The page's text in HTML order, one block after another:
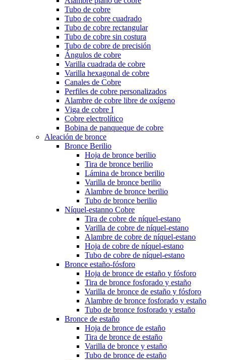
Tubo de cobre
Tubo de cobre cuadrado
Tubo de cobre rectangular
Tubo de cobre sin costura
Tubo de cobre de precisión
Ángulos de cobre
Varilla cuadrada de cobre
Varilla hexagonal de cobre
Canales de Cobre
Perfiles de cobre personalizados
Alambre de cobre libre de oxígeno
Viga de cobre I
Cobre electrolítico
Bobina de panqueque de cobre
Aleación de bronce
Bronce Berilio
Hoja de bronce berilio
Tira de bronce berilio
Lámina de bronce berilio
Varilla de bronce berilio
Alambre de bronce berilio
Tubo de bronce berilio
Níquel-estanno Cobre
Tira de cobre de níquel-estano
Varilla de cobre de níquel-estano
Alambre de cobre de níquel-estano
Hoja de cobre de níquel-estano
Tubo de cobre de níquel-estano
Bronce estaño-fósforo
Hoja de bronce de estaño y fósforo
Tira de bronce fosforado y estaño
Varilla de bronce de estaño y fósforo
Alambre de bronce fosforado y estaño
Tubo de bronce fosforado y estaño
Bronce de estaño
Hoja de bronce de estaño
Tira de bronce de estaño
Varilla de bronce y estaño
Tubo de bronce de estaño